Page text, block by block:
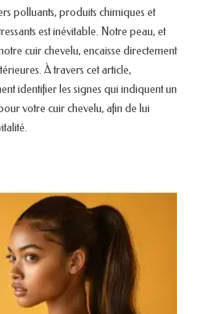
polluants, produits chimiques et
est inévitable. Notre peau, et
cuir chevelu, encaisse directement
À travers cet article,
identifier les signes qui indiquent un
votre cuir chevelu, afin de lui